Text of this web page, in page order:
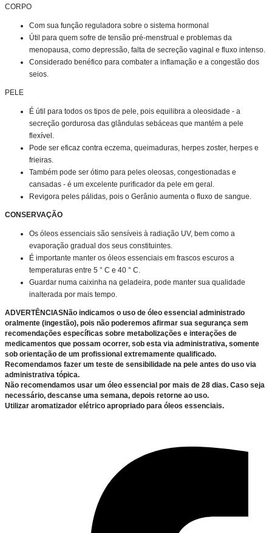
CORPO
Com sua função reguladora sobre o sistema hormonal
Útil para quem sofre de tensão pré-menstrual e problemas da
menopausa, como depressão, falta de secreção vaginal e fluxo intenso.
Considerado benéfico para combater a inflamação e a congestão dos
seios.
PELE
É útil para todos os tipos de pele, pois equilibra a oleosidade - a
secreção gordurosa das glândulas sebáceas que mantém a pele
flexível.
Pode ser eficaz contra eczema, queimaduras, herpes zoster, herpes e
frieiras.
Também pode ser ótimo para peles oleosas, congestionadas e
cansadas - é um excelente purificador da pele em geral.
Revigora peles pálidas, pois o Gerânio aumenta o fluxo de sangue.
CONSERVAÇÃO
Os óleos essenciais são sensíveis à radiação UV, bem como a
evaporação gradual dos seus constituintes.
É importante manter os óleos essenciais em frascos escuros a
temperaturas entre 5 ° C e 40 ° C.
Guardar numa caixinha na geladeira, pode manter sua qualidade
inalterada por mais tempo.
ADVERTÊNCIASNão indicamos o uso de óleo essencial administrado
oralmente (ingestão), pois não poderemos afirmar sua segurança sem
recomendações específicas sobre metabolizações e interações de
medicamentos que possam ocorrer, sob esta via administrativa, somente
sob orientação de um profissional extremamente qualificado.
Recomendamos fazer um teste de sensibilidade na pele antes do uso via
administrativa tópica.
Não recomendamos usar um óleo essencial por mais de 28 dias. Caso seja
necessário, descanse uma semana, depois retorne ao uso.
Utilizar aromatizador elétrico apropriado para óleos essenciais.